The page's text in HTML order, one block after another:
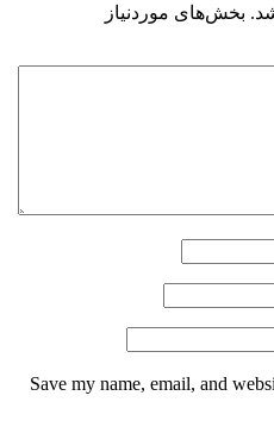
بخش‌های موردنیاز
Save my name, email, and